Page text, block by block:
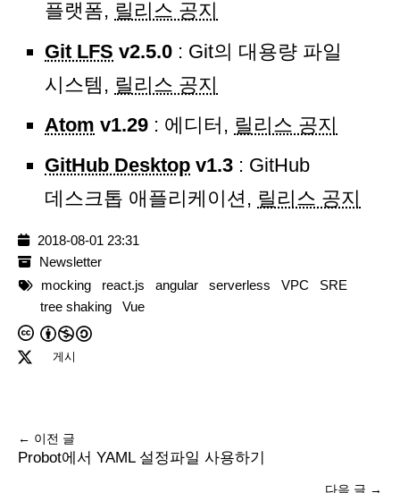
플랫폼, 릴리스 공지
Git LFS v2.5.0 : Git의 대용량 파일
시스템, 릴리스 공지
Atom v1.29 : 에디터, 릴리스 공지
GitHub Desktop v1.3 : GitHub
데스크톱 애플리케이션, 릴리스 공지
2018-08-01 23:31
Newsletter
mocking
react.js angular serverless VPC
SRE
tree shaking
Vue
게시
← 이전 글
Probot에서 YAML 설정파일 사용하기
다음 글 →